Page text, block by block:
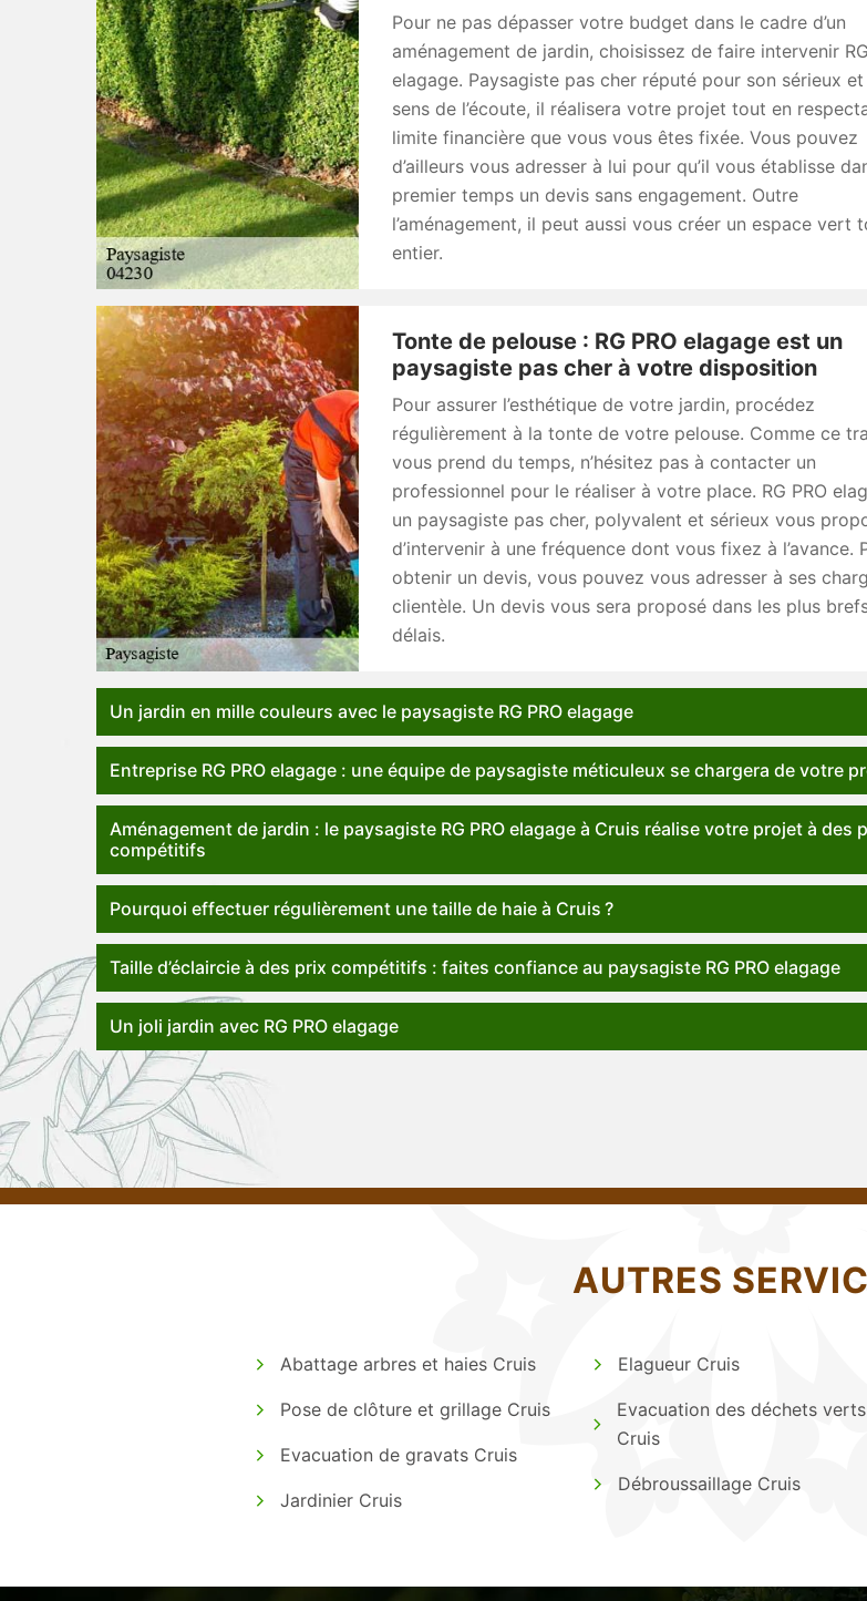
Pour ne pas dépasser votre budget dans le cadre d’un
aménagement de jardin, choisissez de faire intervenir
elagage. Paysagiste pas cher réputé pour son sérieux et
sens de l’écoute, il réalisera votre projet tout en
limite financière que vous vous êtes fixée. Vous pouvez
d’ailleurs vous adresser à lui pour qu’il vous établisse
premier temps un devis sans engagement. Outre
l’aménagement, il peut aussi vous créer un espace vert
entier.
Tonte de pelouse : RG PRO elagage est un
paysagiste pas cher à votre disposition
Pour assurer l’esthétique de votre jardin, procédez
régulièrement à la tonte de votre pelouse. Comme ce
vous prend du temps, n’hésitez pas à contacter un
professionnel pour le réaliser à votre place. RG PRO
un paysagiste pas cher, polyvalent et sérieux vous
d’intervenir à une fréquence dont vous fixez à l’avance.
obtenir un devis, vous pouvez vous adresser à ses
clientèle. Un devis vous sera proposé dans les plus
délais.
Un jardin en mille couleurs avec le paysagiste RG PRO elagage
Entreprise RG PRO elagage : une équipe de paysagiste méticuleux se chargera de votre
Aménagement de jardin : le paysagiste RG PRO elagage à Cruis réalise votre projet à des
compétitifs
Pourquoi effectuer régulièrement une taille de haie à Cruis ?
Taille d’éclaircie à des prix compétitifs : faites confiance au paysagiste RG PRO elagage
Un joli jardin avec RG PRO elagage
AUTRES
Abattage arbres et haies Cruis
Pose de clôture et grillage Cruis
Evacuation de gravats Cruis
Jardinier Cruis
Elagueur Cruis
Evacuation des déchets verts
Cruis
Débroussaillage Cruis